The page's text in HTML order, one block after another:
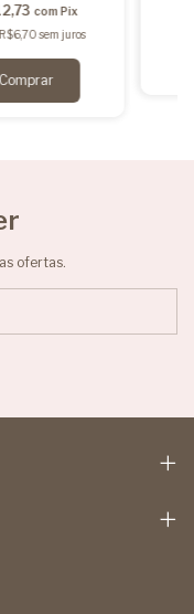
com Pix
R$6,70 sem juros
ofertas.